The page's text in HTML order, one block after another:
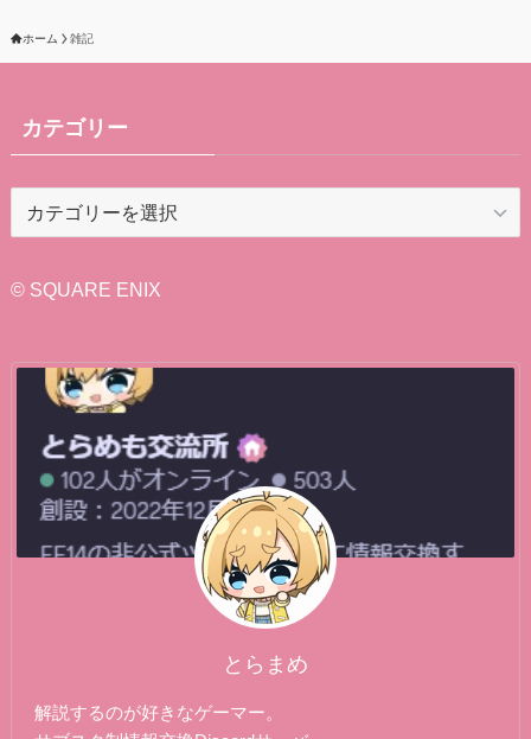
ホーム 雑記
カテゴリー
リ
© SQUARE ENIX
とらまめ
解説するのが好きなゲーマー。